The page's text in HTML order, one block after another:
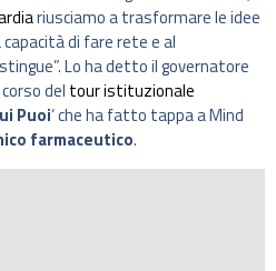
riusciamo a trasformare le idee
di fare rete e al
Lo ha detto il governatore
del tour istituzionale
Puoi‘ che ha fatto tappa a Mind
farmaceutico.